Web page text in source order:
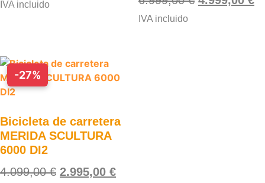
IVA incluido
IVA incluido
-27%
Bicicleta de carretera
MERIDA SCULTURA
6000 DI2
4.099,00€ 2.995,00 €